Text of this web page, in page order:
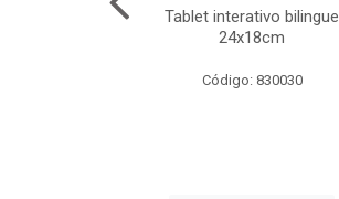
Tablet interativo bilingue
24x18cm
Código: 830030